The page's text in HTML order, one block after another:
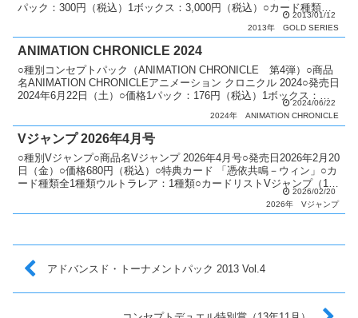
パック：300円（税込）1ボックス：3,000円（税込）○カード種類全
2013/01/12
2013年
GOLD SERIES
ANIMATION CHRONICLE 2024
○種別コンセプトパック（ANIMATION CHRONICLE 第4弾）○商品
名ANIMATION CHRONICLEアニメーション クロニクル 2024○発売日
2024年6月22日（土）○価格1パック：176円（税込）1ボックス：
2024/06/22
2024年
ANIMATION CHRONICLE
Vジャンプ 2026年4月号
○種別Vジャンプ○商品名Vジャンプ 2026年4月号○発売日2026年2月20
日（金）○価格680円（税込）○特典カード 「憑依共鳴－ウィン」○カ
ード種類全1種類ウルトラレア：1種類○カードリストVジャンプ（13
2026/02/20
2026年
Vジャンプ
アドバンスド・トーナメントパック 2013 Vol.4